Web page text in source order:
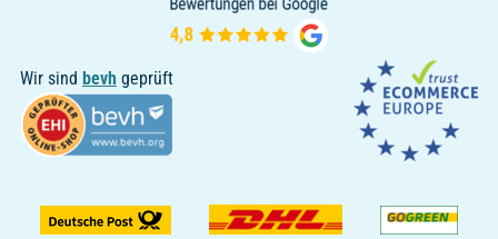
Wir sind bevh geprüft